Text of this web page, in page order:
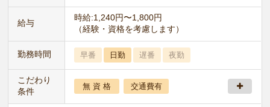
給与
時給:1,240円〜1,800円
（経験・資格を考慮します）
勤務時間 早番 日勤 遅番 夜勤
こだわり
条件
無 資 格 交通費有